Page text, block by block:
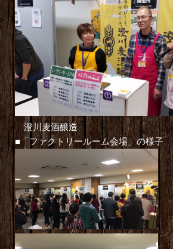
澄川麦酒醸造
■「ファクトリールーム会場」の様子